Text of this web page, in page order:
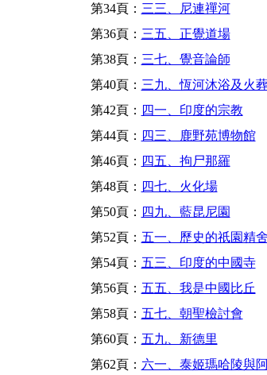
第34頁： 三三、尼連禪河
第36頁： 三五、正覺道場
第38頁： 三七、覺音論師
第40頁： 三九、恆河沐浴及火
第42頁： 四一、印度的宗教
第44頁： 四三、鹿野苑博物館
第46頁： 四五、拘尸那羅
第48頁： 四七、火化場
第50頁： 四九、藍昆尼園
第52頁： 五一、歷史的祇園精舍
第54頁： 五三、印度的中國寺
第56頁： 五五、我是中國比丘
第58頁： 五七、朝聖檢討會
第60頁： 五九、新德里
第62頁： 六一、泰姬瑪哈陵與